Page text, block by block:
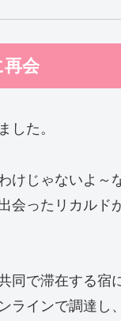
会
した。
けじゃないよ～
会ったリカルド
同で滞在する宿
インで調達し